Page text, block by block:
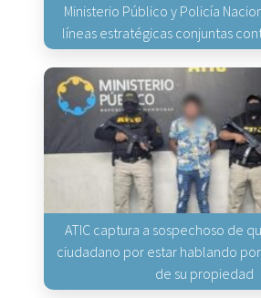
Ministerio Público y Policía
líneas estratégicas conjuntas
ATIC captura a sospechoso de
ciudadano por estar hablando
de su propiedad